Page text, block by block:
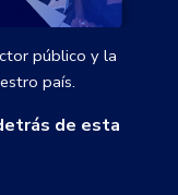
público y la
país.
de esta